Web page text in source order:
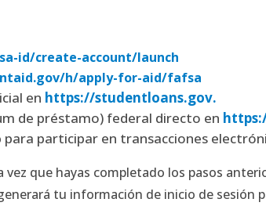
id/create-account/launch
h/apply-for-aid/fafsa
en https://studentloans.gov.
de préstamo) federal directo en
para participar en transacciones
que hayas completado los pasos
tu información de inicio de sesión